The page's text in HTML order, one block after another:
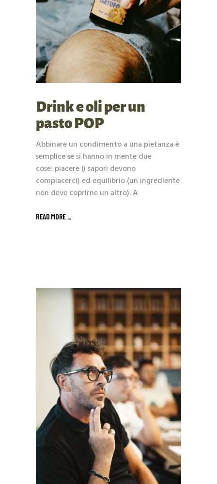
Drink e oli per un
pasto POP
Abbinare un condimento a una pietanza è
semplice se si hanno in mente due
cose: piacere (i sapori devono
compiacerci) ed equilibrio (un ingrediente
non deve coprirne un altro). A
READ MORE _